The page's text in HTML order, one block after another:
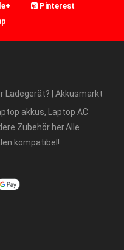
Pinterest
Ladegerät? | Akkusmarkt
akkus, Laptop AC
Zubehör her.Alle
kompatibel!